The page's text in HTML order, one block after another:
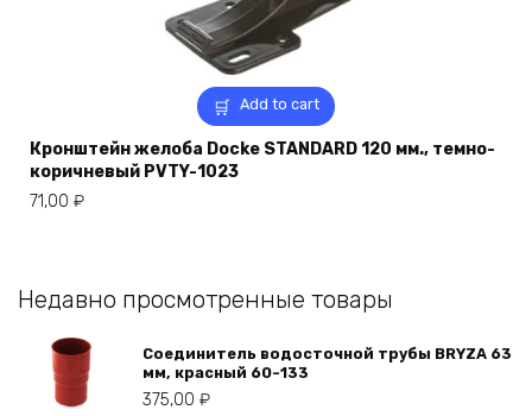
Add to cart
Кронштейн желоба Docke STANDARD 120 мм., темно-
коричневый PVTY-1023
71,00 ₽
Недавно просмотренные товары
Соединитель водосточной трубы BRYZA 63
мм, краcный 60-133
375,00 ₽